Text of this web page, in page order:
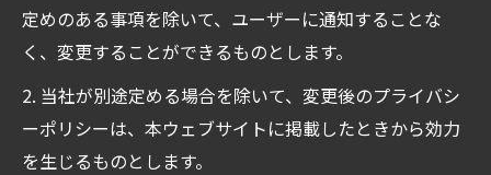
定めのある事項を除いて、ユーザーに通知することな
く、変更することができるものとします。
2. 当社が別途定める場合を除いて、変更後のプライバシ
ーポリシーは、本ウェブサイトに掲載したときから効力
を生じるものとします。